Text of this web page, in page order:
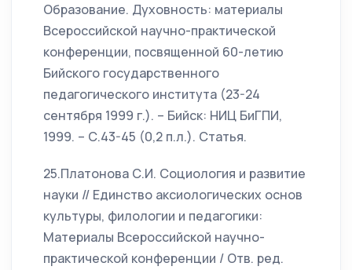
Образование. Духовность: материалы
Всероссийской научно-практической
конференции, посвященной 60-летию
Бийского государственного
педагогического института (23-24
сентября 1999 г.). – Бийск: НИЦ БиГПИ,
1999. – С.43-45 (0,2 п.л.). Статья.
25.Платонова С.И. Социология и развитие
науки // Единство аксиологических основ
культуры, филологии и педагогики:
Материалы Всероссийской научно-
практической конференции / Отв. ред.